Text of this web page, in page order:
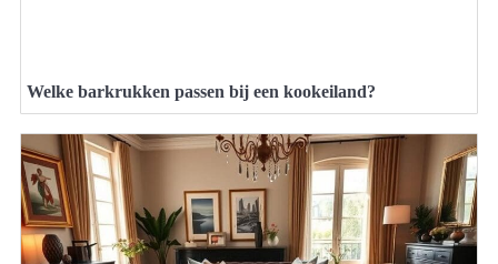
Welke barkrukken passen bij een kookeiland?